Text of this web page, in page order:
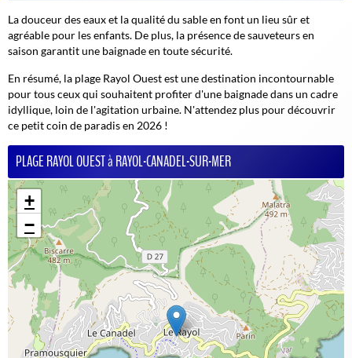
La douceur des eaux et la qualité du sable en font un lieu sûr et
agréable pour les enfants. De plus, la présence de sauveteurs en
saison garantit une baignade en toute sécurité.
En résumé, la plage Rayol Ouest est une destination incontournable
pour tous ceux qui souhaitent profiter d'une baignade dans un cadre
idyllique, loin de l'agitation urbaine. N'attendez plus pour découvrir
ce petit coin de paradis en 2026 !
PLAGE RAYOL OUEST à RAYOL-CANADEL-SUR-MER
+
−